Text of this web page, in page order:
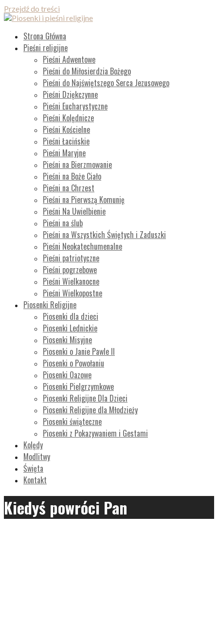
Przejdź do treści
Strona Główna
Pieśni religijne
Pieśni Adwentowe
Pieśni do Miłosierdzia Bożego
Pieśni do Najświętszego Serca Jezusowego
Pieśni Dziękczynne
Pieśni Eucharystyczne
Pieśni Kolędnicze
Pieśni Kościelne
Pieśni Łacińskie
Pieśni Maryjne
Pieśni na Bierzmowanie
Pieśni na Boże Ciało
Pieśni na Chrzest
Pieśni na Pierwszą Komunię
Pieśni Na Uwielbienie
Pieśni na ślub
Pieśni na Wszystkich Świętych i Zaduszki
Pieśni Neokatechumenalne
Pieśni patriotyczne
Pieśni pogrzebowe
Pieśni Wielkanocne
Pieśni Wielkopostne
Piosenki Religijne
Piosenki dla dzieci
Piosenki Lednickie
Piosenki Misyjne
Piosenki o Janie Pawle II
Piosenki o Powołaniu
Piosenki Oazowe
Piosenki Pielgrzymkowe
Piosenki Religijne Dla Dzieci
Piosenki Religijne dla Młodzieży
Piosenki świąteczne
Piosenki z Pokazywaniem i Gestami
Kolędy
Modlitwy
Święta
Kontakt
Kiedyś powróci Pan